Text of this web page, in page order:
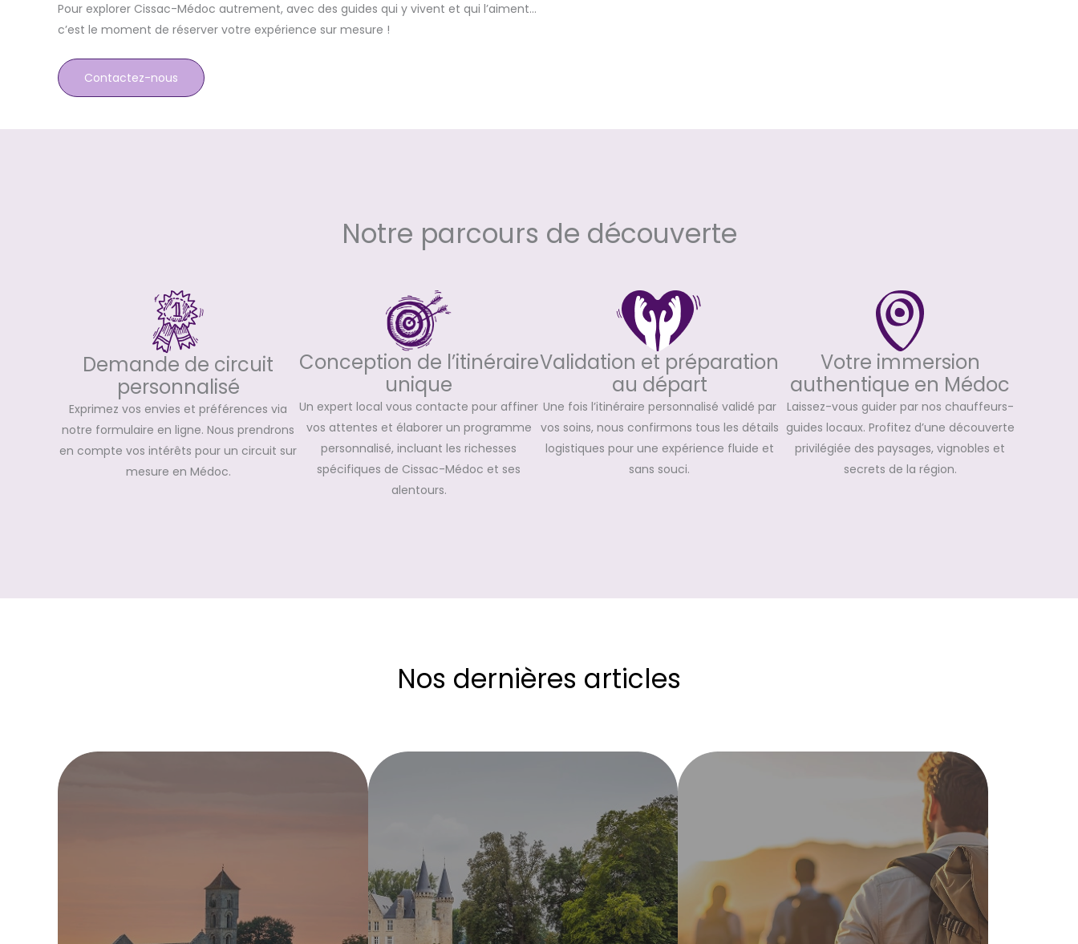
Pour explorer Cissac-Médoc autrement, avec des guides qui y vivent et qui l’aiment…
c’est le moment de réserver votre expérience sur mesure !
Contactez-nous
Notre parcours de découverte
Demande de circuit
personnalisé
Exprimez vos envies et préférences via
notre formulaire en ligne. Nous prendrons
en compte vos intérêts pour un circuit sur
mesure en Médoc.
Conception de l’itinéraire
unique
Un expert local vous contacte pour affiner
vos attentes et élaborer un programme
personnalisé, incluant les richesses
spécifiques de Cissac-Médoc et ses
alentours.
Validation et préparation
au départ
Une fois l’itinéraire personnalisé validé par
vos soins, nous confirmons tous les détails
logistiques pour une expérience fluide et
sans souci.
Votre immersion
authentique en Médoc
Laissez-vous guider par nos chauffeurs-
guides locaux. Profitez d’une découverte
privilégiée des paysages, vignobles et
secrets de la région.
Nos dernières articles